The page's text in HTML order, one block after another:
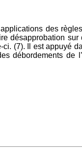
des
désapprobation sur
(7). Il est appuyé
débordements de